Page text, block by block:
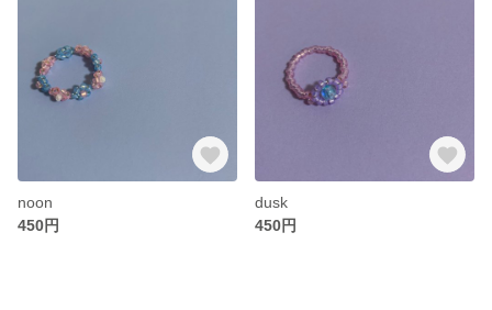
noon
450円
dusk
450円